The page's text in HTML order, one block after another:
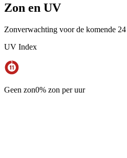
Zon en UV
Zonverwachting voor de komende
UV Index
Geen zon0% zon per uur